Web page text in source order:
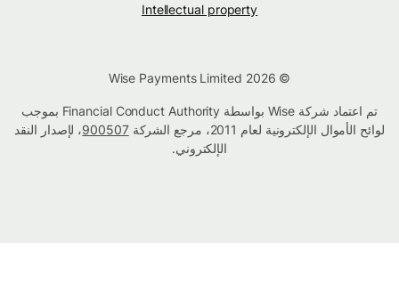
Intellectual property
تم اعتماد شركة Wise بواسطة Financial Conduct Authority بموجب
لوائح الأموال الإلكترونية لعام 2011، مرجع الشركة
900507، لإصدار النقد
الإلكتروني.